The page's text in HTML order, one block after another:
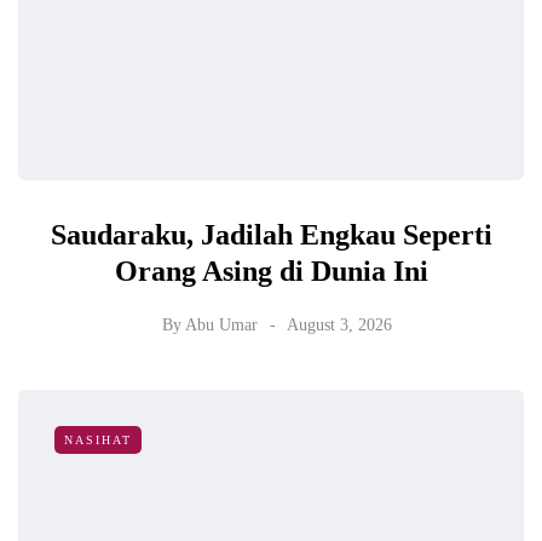
Saudaraku, Jadilah Engkau Seperti
Orang Asing di Dunia Ini
By Abu Umar August 3, 2026
NASIHAT